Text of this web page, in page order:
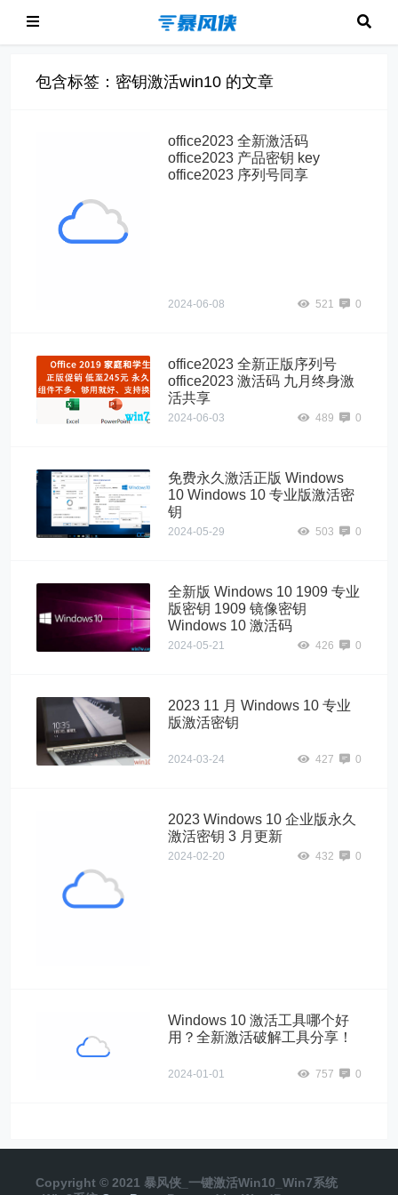
包含标签：密钥激活win10 的文章
office2019"
alt="office2023 全
新激活码
office2023 全新激活码
office2023 产品密钥 key
office2023 序列号同享
2024-06-08 521 0
office2023 全新正版序列号
office2023 激活码 九月终身激
活共享
2024-06-03 489 0
免费永久激活正版 Windows
10 Windows 10 专业版激活密
钥
2024-05-29 503 0
全新版 Windows 10 1909 专业
版密钥 1909 镜像密钥
Windows 10 激活码
2024-05-21 426 0
2023 11 月 Windows 10 专业
版激活密钥
2024-03-24 427 0
Windows10"
alt="2023
2023 Windows 10 企业版永久
激活密钥 3 月更新
2024-02-20 432 0
Windows 10 激活工具哪个好
用？全新激活破解工具分享！
2024-01-01 757 0
Copyright © 2021 暴风侠_一键激活Win10_Win7系统